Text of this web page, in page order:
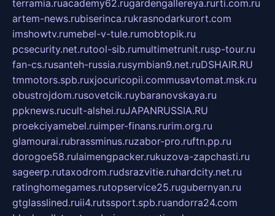
terramia.ruacademy62.rugardengallereya.rurti.com.ru
artem-news.rubiserinca.rukrasnodarkurort.com
imshowtv.rumebel-v-tule.rumobtopik.ru
pcsecurity.net.rutool-sib.rumultimetrunit.rusp-tour.ru
fan-cs.rusanteh-russia.rusymbian9.net.ruDSHAIR.RU
tmmotors.spb.ruxjocuricopii.commusavtomat.msk.ru
obustrojdom.rusovetcik.ruybaranovskaya.ru
ppknews.rucult-alshei.ruJAPANRUSSIA.RU
proekciyamebel.ruimper-finans.rurim.org.ru
glamourai.rubrassminus.ruzabor-pro.ruftn.pp.ru
dorogoe58.rulaimengpacker.rukuzova-zapchasti.ru
sageerp.rutaxodrom.rudsrazvitie.ruhardcity.net.ru
ratinghomegames.rutopservice25.rugubernyan.ru
gtglasslined.ruii4.rutssport.spb.ruandorra24.com